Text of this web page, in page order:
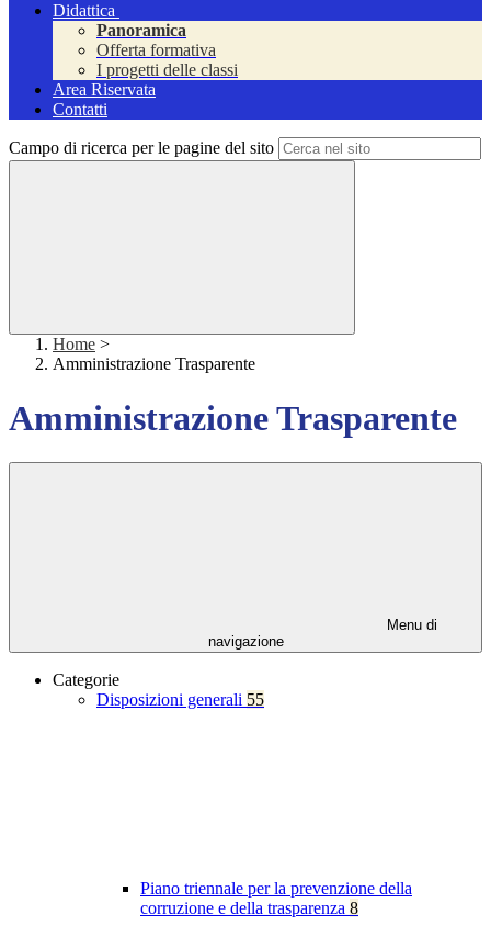
Didattica
Panoramica
Offerta formativa
I progetti delle classi
Area Riservata
Contatti
Campo di ricerca per le pagine del sito
Home >
Amministrazione Trasparente
Amministrazione Trasparente
Menu di
navigazione
Categorie
Disposizioni generali 55
Piano triennale per la prevenzione della
corruzione e della trasparenza 8